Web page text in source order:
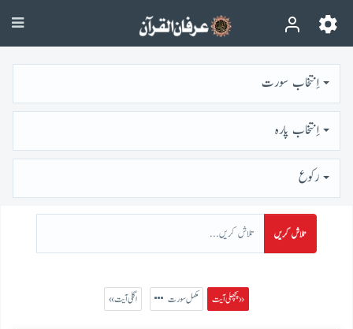
اِنتخاب سورت
اِنتخاب پارہ
رُكوع
تلاش کریں
پچھلی آیت » مکمل سورت « اگلی آیت